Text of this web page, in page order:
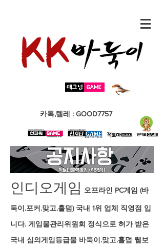
​카톡,텔레 : GOOD7757
​인디오게임 오프라인 PC게임 (바
둑이.포커.맞고.홀덤) 국내 1위 업체 직영점 입
니다. 게임물관리위원회 정식으로 허가 받은
국내 심의게임등급물 바둑이.맞고.홀덤 웹보